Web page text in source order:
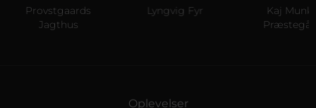
Jagthus
Lyngvig Fyr
Kaj Munks
Præstegård
Oplevelser